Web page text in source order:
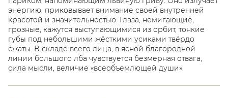
энергию, приковывает внимание своей внутренней
красотой и значительностью. Глаза, немигающие,
грозные, кажутся выступающимися из орбит, тонкие
губы под небольшими жёсткими усиками твёрдо
сжаты. В складе всего лица, в ясной благородной
линии большого лба чувствуется безмерная отвага,
сила мысли, величие «всеобъемлющей души».